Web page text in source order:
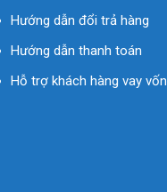
Hướng dẫn đổi trả hàng
Hướng dẫn thanh toán
Hỗ trợ khách hàng vay vốn